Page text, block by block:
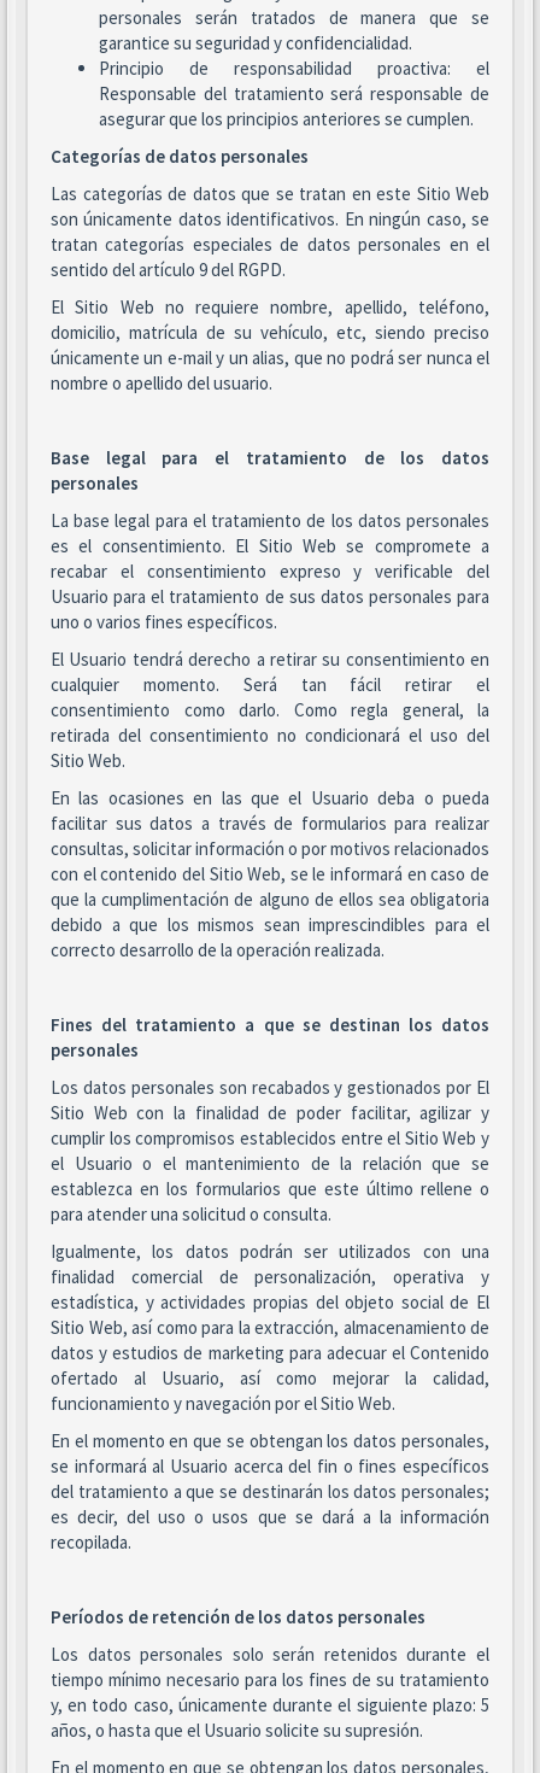
personales serán tratados de manera que se
garantice su seguridad y confidencialidad.
Principio de responsabilidad proactiva: el
Responsable del tratamiento será responsable de
asegurar que los principios anteriores se cumplen.
Categorías de datos personales
Las categorías de datos que se tratan en este Sitio Web
son únicamente datos identificativos. En ningún caso, se
tratan categorías especiales de datos personales en el
sentido del artículo 9 del RGPD.
El Sitio Web no requiere nombre, apellido, teléfono,
domicilio, matrícula de su vehículo, etc, siendo preciso
únicamente un e-mail y un alias, que no podrá ser nunca el
nombre o apellido del usuario.
Base legal para el tratamiento de los datos
personales
La base legal para el tratamiento de los datos personales
es el consentimiento. El Sitio Web se compromete a
recabar el consentimiento expreso y verificable del
Usuario para el tratamiento de sus datos personales para
uno o varios fines específicos.
El Usuario tendrá derecho a retirar su consentimiento en
cualquier momento. Será tan fácil retirar el
consentimiento como darlo. Como regla general, la
retirada del consentimiento no condicionará el uso del
Sitio Web.
En las ocasiones en las que el Usuario deba o pueda
facilitar sus datos a través de formularios para realizar
consultas, solicitar información o por motivos relacionados
con el contenido del Sitio Web, se le informará en caso de
que la cumplimentación de alguno de ellos sea obligatoria
debido a que los mismos sean imprescindibles para el
correcto desarrollo de la operación realizada.
Fines del tratamiento a que se destinan los datos
personales
Los datos personales son recabados y gestionados por El
Sitio Web con la finalidad de poder facilitar, agilizar y
cumplir los compromisos establecidos entre el Sitio Web y
el Usuario o el mantenimiento de la relación que se
establezca en los formularios que este último rellene o
para atender una solicitud o consulta.
Igualmente, los datos podrán ser utilizados con una
finalidad comercial de personalización, operativa y
estadística, y actividades propias del objeto social de El
Sitio Web, así como para la extracción, almacenamiento de
datos y estudios de marketing para adecuar el Contenido
ofertado al Usuario, así como mejorar la calidad,
funcionamiento y navegación por el Sitio Web.
En el momento en que se obtengan los datos personales,
se informará al Usuario acerca del fin o fines específicos
del tratamiento a que se destinarán los datos personales;
es decir, del uso o usos que se dará a la información
recopilada.
Períodos de retención de los datos personales
Los datos personales solo serán retenidos durante el
tiempo mínimo necesario para los fines de su tratamiento
y, en todo caso, únicamente durante el siguiente plazo: 5
años, o hasta que el Usuario solicite su supresión.
En el momento en que se obtengan los datos personales,